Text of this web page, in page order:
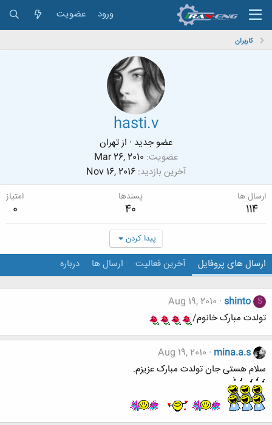
ورود عضویت
کاربران
hasti.v
عضو جدید · ازتهران
عضویت Mar 26, 2010
آخرین بازدید Nov 16, 2016
ارسال ها
114
پسندها
40
امتیاز
0
پیدا کردن
ارسال های پروفایل آخرین فعالیت ارسال ها درباره
S
shinto
Aug 19, 2010
تولدت مبارک خانوم/
mina.a.s
Aug 19, 2010
سلام هستی جان تولدت مبارک عزیزم.